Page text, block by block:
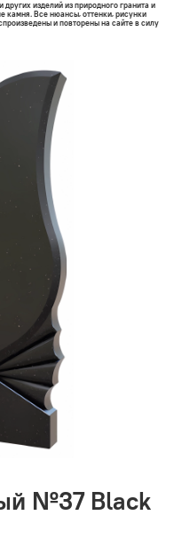
изделий из природного гранита и
камня. Все нюансы, оттенки, рисунки
и повторены на сайте в силу
№37 Black